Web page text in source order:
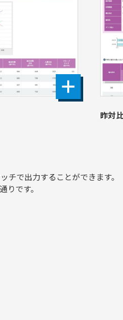
昨対
チで出力することができます。
です。